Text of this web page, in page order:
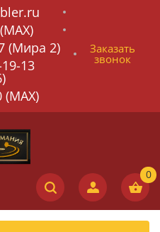
(Мира 2)
13
(MAX)
Заказать
звонок